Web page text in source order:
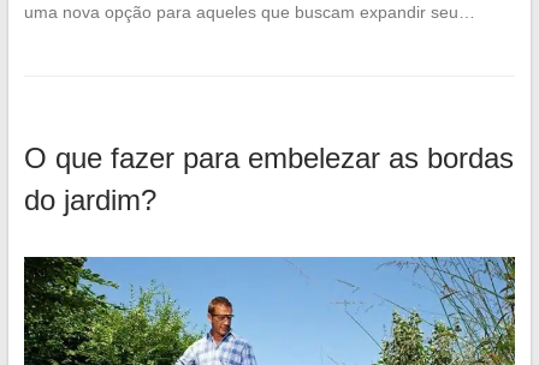
uma nova opção para aqueles que buscam expandir seu…
O que fazer para embelezar as bordas
do jardim?